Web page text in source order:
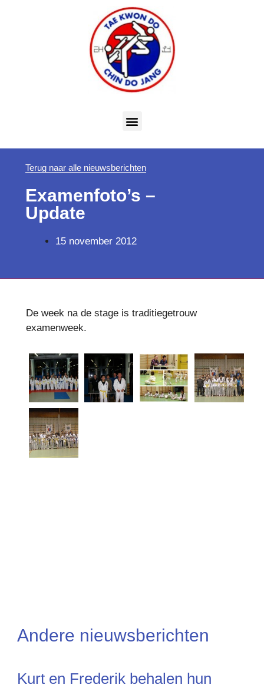
Terug naar alle nieuwsberichten
Examenfoto’s –
Update
15 november 2012
De week na de stage is traditiegetrouw
examenweek.
Andere nieuwsberichten
Kurt en Frederik behalen hun